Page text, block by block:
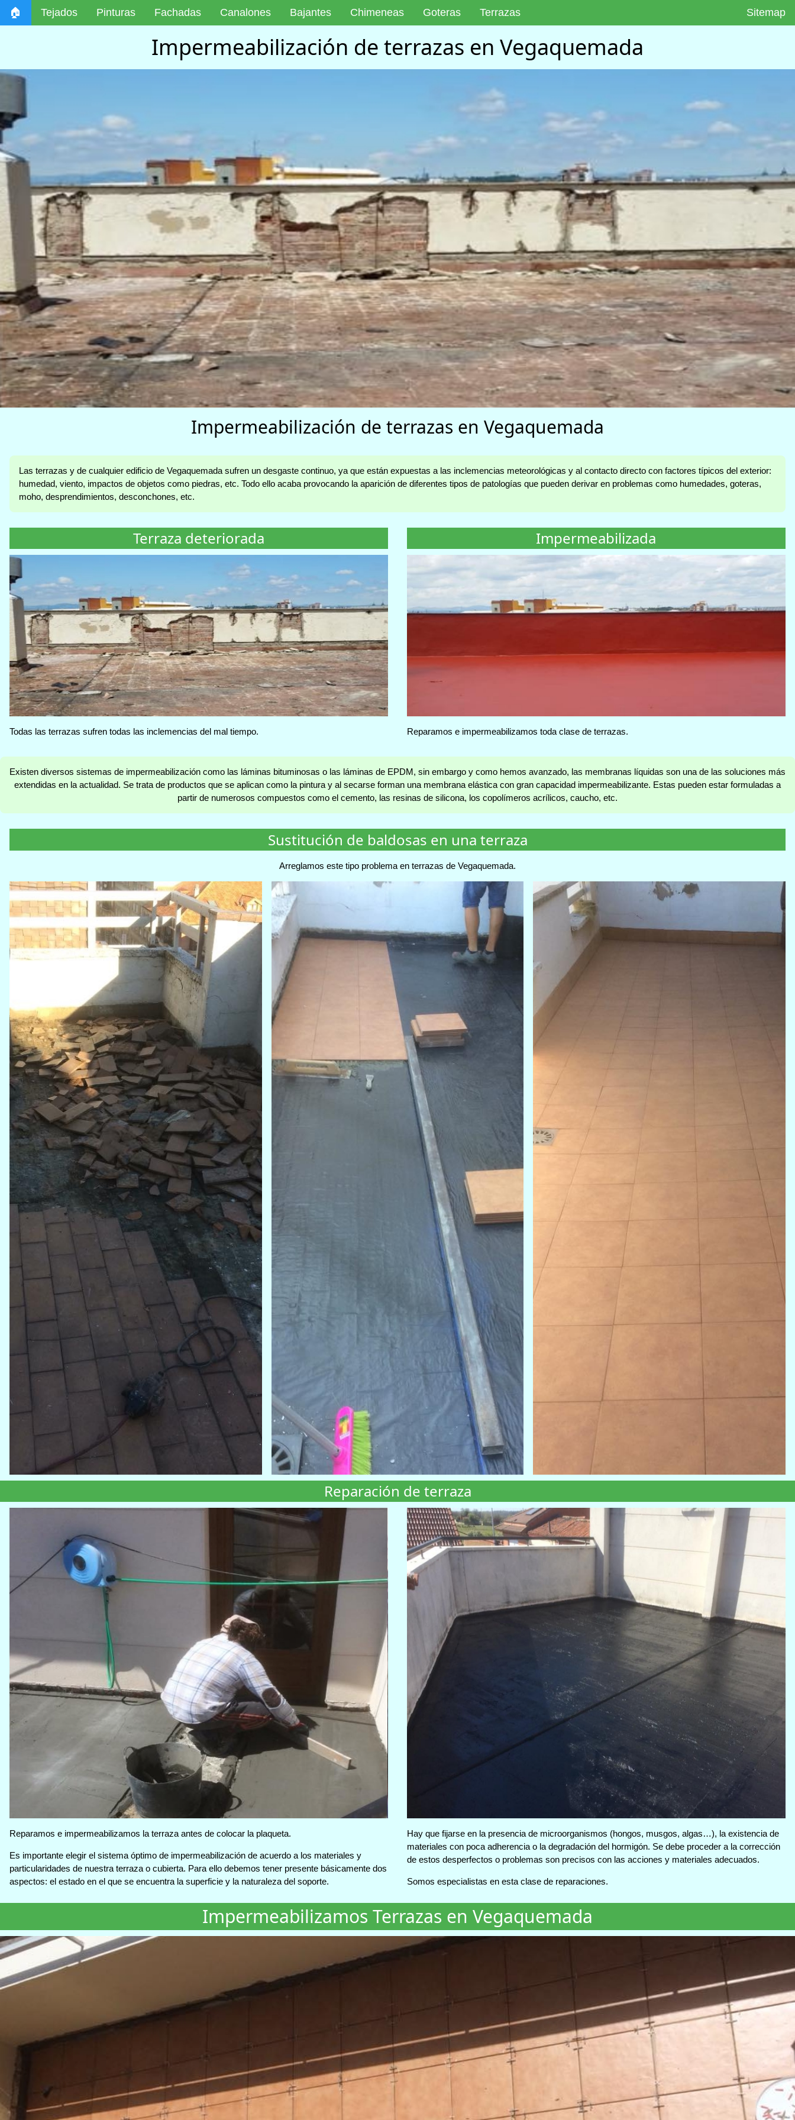
🏠 Tejados Pinturas Fachadas Canalones Bajantes Chimeneas Goteras Terrazas Sitemap
Impermeabilización de terrazas en Vegaquemada
Impermeabilización de terrazas en Vegaquemada
Las terrazas y de cualquier edificio de Vegaquemada sufren un desgaste continuo, ya que están expuestas a las inclemencias meteorológicas y al contacto directo con factores típicos del exterior:
humedad, viento, impactos de objetos como piedras, etc. Todo ello acaba provocando la aparición de diferentes tipos de patologías que pueden derivar en problemas como humedades, goteras,
moho, desprendimientos, desconchones, etc.
Terraza deteriorada
Todas las terrazas sufren todas las inclemencias del mal tiempo.
Impermeabilizada
Reparamos e impermeabilizamos toda clase de terrazas.
Existen diversos sistemas de impermeabilización como las láminas bituminosas o las láminas de EPDM, sin embargo y como hemos avanzado, las membranas líquidas son una de las soluciones más
extendidas en la actualidad. Se trata de productos que se aplican como la pintura y al secarse forman una membrana elástica con gran capacidad impermeabilizante. Estas pueden estar formuladas a
partir de numerosos compuestos como el cemento, las resinas de silicona, los copolímeros acrílicos, caucho, etc.
Sustitución de baldosas en una terraza
Arreglamos este tipo problema en terrazas de Vegaquemada.
Reparación de terraza
Reparamos e impermeabilizamos la terraza antes de colocar la plaqueta.
Es importante elegir el sistema óptimo de impermeabilización de acuerdo a los materiales y
particularidades de nuestra terraza o cubierta. Para ello debemos tener presente básicamente dos
aspectos: el estado en el que se encuentra la superficie y la naturaleza del soporte.
Hay que fijarse en la presencia de microorganismos (hongos, musgos, algas…), la existencia de
materiales con poca adherencia o la degradación del hormigón. Se debe proceder a la corrección
de estos desperfectos o problemas son precisos con las acciones y materiales adecuados.
Somos especialistas en esta clase de reparaciones.
Impermeabilizamos Terrazas en Vegaquemada